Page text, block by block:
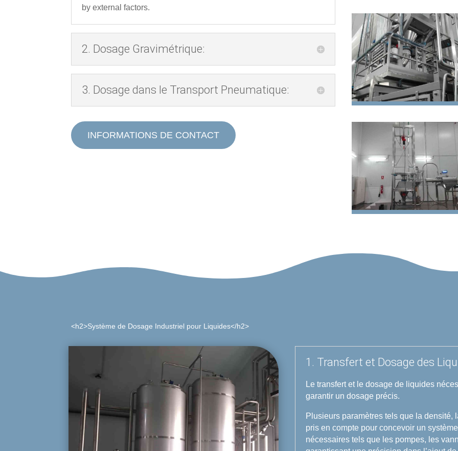
by external factors.
2. Dosage Gravimétrique:
3. Dosage dans le Transport Pneumatique:
INFORMATIONS DE CONTACT
<h2>Système de Dosage Industriel pour Liquides</h2>
1. Transfert et Dosage des
Le transfert et le dosage de liquides
garantir un dosage précis.
Plusieurs paramètres tels que la densité,
pris en compte pour concevoir un
nécessaires tels que les pompes, les